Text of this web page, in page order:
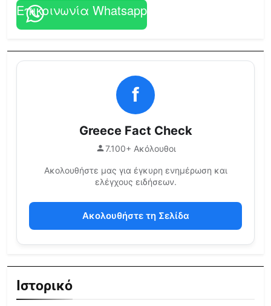
Επικοινωνία Whatsapp
f
Greece Fact Check
7.100+ Ακόλουθοι
Ακολουθήστε μας για έγκυρη ενημέρωση και
ελέγχους ειδήσεων.
Ακολουθήστε τη Σελίδα
Ιστορικό